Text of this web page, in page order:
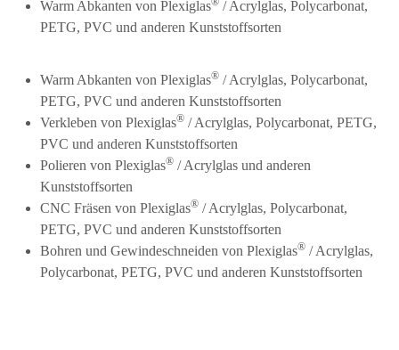
Warm Abkanten von Plexiglas
/ Acrylglas, Polycarbonat,
PETG, PVC und anderen Kunststoffsorten
Warm Abkanten von Plexiglas® / Acrylglas, Polycarbonat,
PETG, PVC und anderen Kunststoffsorten
Verkleben von Plexiglas® / Acrylglas, Polycarbonat, PETG,
PVC und anderen Kunststoffsorten
Polieren von Plexiglas® / Acrylglas und anderen
Kunststoffsorten
CNC Fräsen von Plexiglas® / Acrylglas, Polycarbonat,
PETG, PVC und anderen Kunststoffsorten
Bohren und Gewindeschneiden von Plexiglas® / Acrylglas,
Polycarbonat, PETG, PVC und anderen Kunststoffsorten